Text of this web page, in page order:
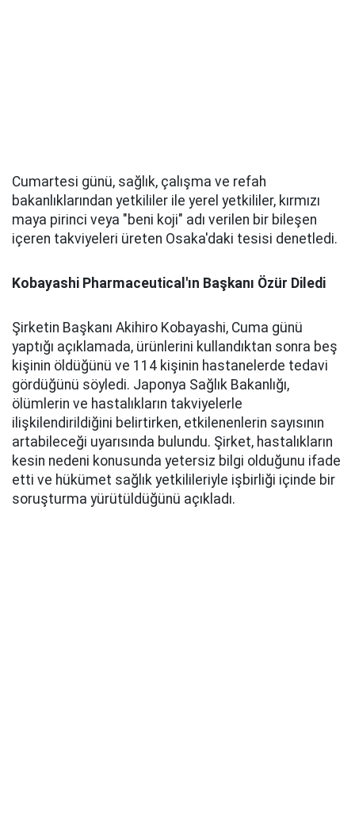
Cumartesi günü, sağlık, çalışma ve refah
bakanlıklarından yetkililer ile yerel yetkililer, kırmızı
maya pirinci veya "beni koji" adı verilen bir bileşen
içeren takviyeleri üreten Osaka'daki tesisi denetledi.
Kobayashi Pharmaceutical'ın Başkanı Özür Diledi
Şirketin Başkanı Akihiro Kobayashi, Cuma günü
yaptığı açıklamada, ürünlerini kullandıktan sonra beş
kişinin öldüğünü ve 114 kişinin hastanelerde tedavi
gördüğünü söyledi. Japonya Sağlık Bakanlığı,
ölümlerin ve hastalıkların takviyelerle
ilişkilendirildiğini belirtirken, etkilenenlerin sayısının
artabileceği uyarısında bulundu. Şirket, hastalıkların
kesin nedeni konusunda yetersiz bilgi olduğunu ifade
etti ve hükümet sağlık yetkilileriyle işbirliği içinde bir
soruşturma yürütüldüğünü açıkladı.